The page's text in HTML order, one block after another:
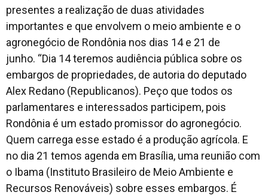
presentes a realização de duas atividades
importantes e que envolvem o meio ambiente e o
agronegócio de Rondônia nos dias 14 e 21 de
junho. “Dia 14 teremos audiência pública sobre os
embargos de propriedades, de autoria do deputado
Alex Redano (Republicanos). Peço que todos os
parlamentares e interessados participem, pois
Rondônia é um estado promissor do agronegócio.
Quem carrega esse estado é a produção agrícola. E
no dia 21 temos agenda em Brasília, uma reunião com
o Ibama (Instituto Brasileiro de Meio Ambiente e
Recursos Renováveis) sobre esses embargos. É